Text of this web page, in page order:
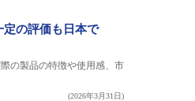
の評価も日本で
の製品の特徴や使用感、市
(2026年3月31日)